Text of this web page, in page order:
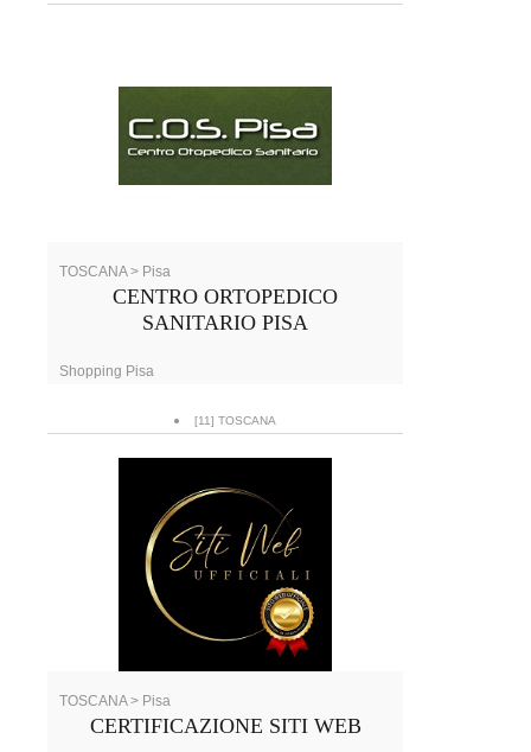
TOSCANA > Pisa
CENTRO ORTOPEDICO
SANITARIO PISA
Shopping Pisa
[11] TOSCANA
TOSCANA > Pisa
CERTIFICAZIONE SITI WEB